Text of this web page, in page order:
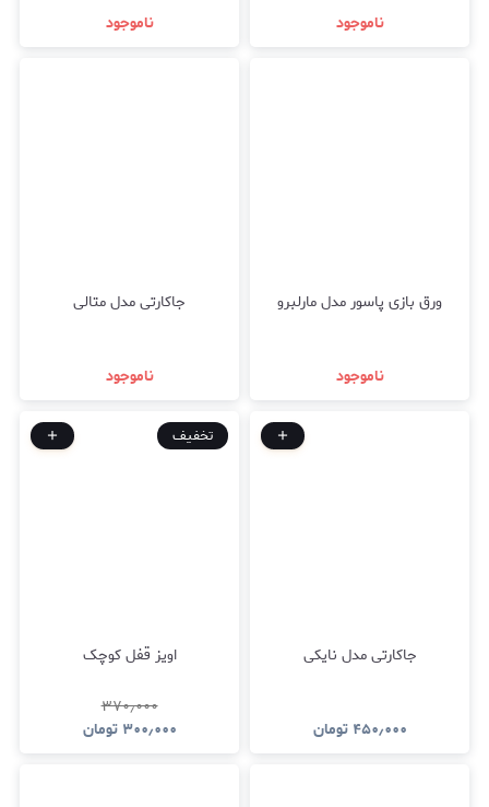
ناموجود
ناموجود
ورق بازی پاسور مدل مارلبرو
ناموجود
جاکارتی مدل متالی
ناموجود
جاکارتی مدل نایکی
۴۵۰٫۰۰۰ تومان
تخفیف
اویز قفل کوچک
۳۷۰٫۰۰۰
۳۰۰٫۰۰۰ تومان